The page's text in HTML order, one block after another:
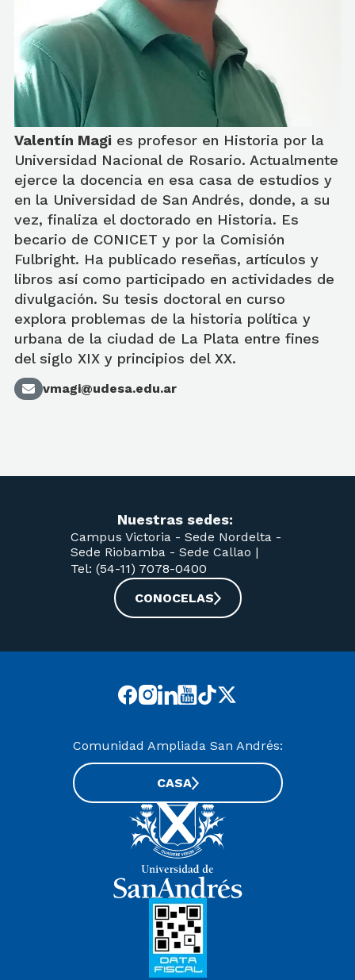
Valentín Magi es profesor en Historia por la
Universidad Nacional de Rosario. Actualmente
ejerce la docencia en esa casa de estudios y
en la Universidad de San Andrés, donde, a su
vez, finaliza el doctorado en Historia. Es
becario de CONICET y por la Comisión
Fulbright. Ha publicado reseñas, artículos y
libros así como participado en actividades de
divulgación. Su tesis doctoral en curso
explora problemas de la historia política y
urbana de la ciudad de La Plata entre fines
del siglo XIX y principios del XX.
vmagi@udesa.edu.ar
Nuestras sedes:
Campus Victoria - Sede Nordelta -
Sede Riobamba - Sede Callao |
Tel: (54-11) 7078-0400
CONOCELAS
Comunidad Ampliada San Andrés:
CASA